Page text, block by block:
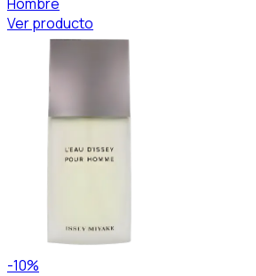
Ver producto
-10%